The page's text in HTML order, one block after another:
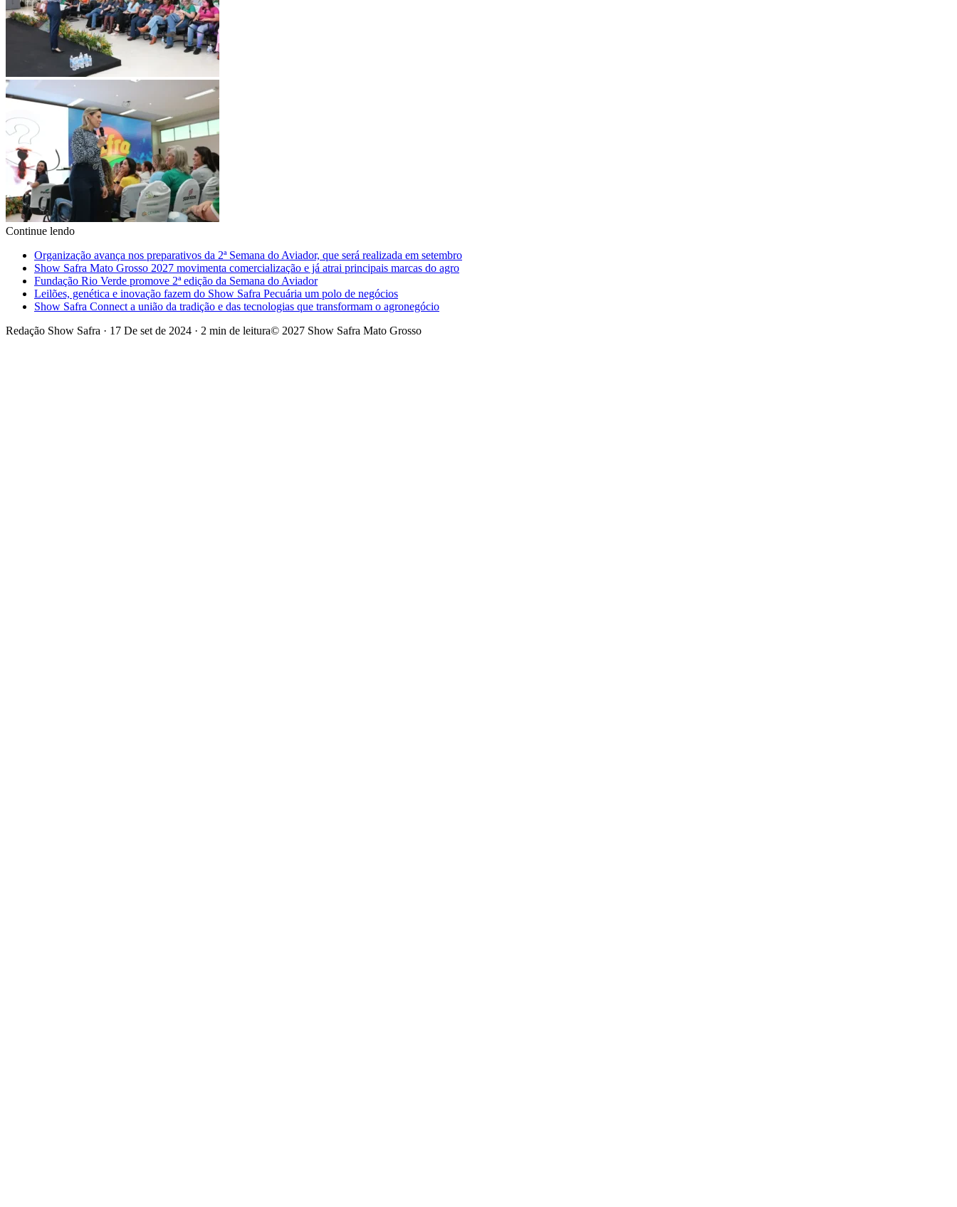
Continue lendo
Organização avança nos preparativos da 2ª Semana do Aviador, que será realizada em setembro
Show Safra Mato Grosso 2027 movimenta comercialização e já atrai principais marcas do agro
Fundação Rio Verde promove 2ª edição da Semana do Aviador
Leilões, genética e inovação fazem do Show Safra Pecuária um polo de negócios
Show Safra Connect a união da tradição e das tecnologias que transformam o agronegócio
Redação Show Safra · 17 De set de 2024 · 2 min de leitura© 2027 Show Safra Mato Grosso